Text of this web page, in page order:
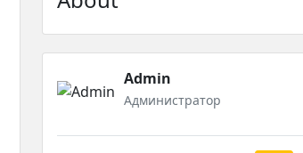
Admin
Администратор